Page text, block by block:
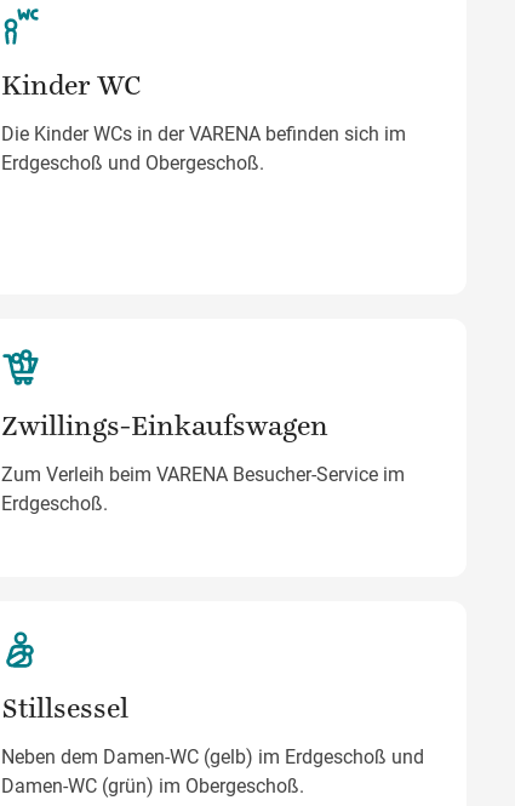
Kinder WC
Die Kinder WCs in der VARENA befinden sich im
Erdgeschoß und Obergeschoß.
Zwillings-Einkaufswagen
Zum Verleih beim VARENA Besucher-Service im
Erdgeschoß.
Stillsessel
Neben dem Damen-WC (gelb) im Erdgeschoß und
Damen-WC (grün) im Obergeschoß.